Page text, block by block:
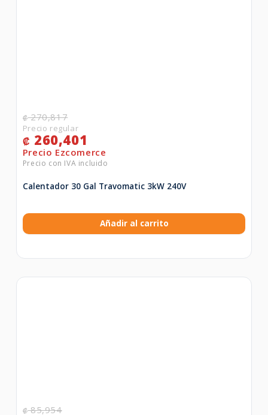
₡270,817
₡ 260,401
Calentador 30 Gal Travomatic 3kW 240V
Añadir al carrito
₡85,954